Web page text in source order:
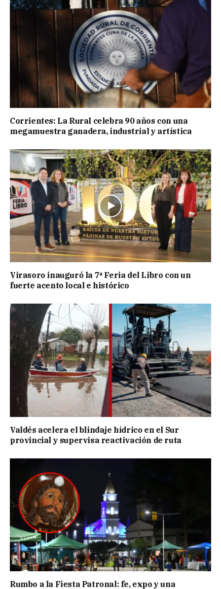
Corrientes: La Rural celebra 90 años con una
megamuestra ganadera, industrial y artística
Virasoro inauguró la 7ª Feria del Libro con un
fuerte acento local e histórico
Valdés acelera el blindaje hídrico en el Sur
provincial y supervisa reactivación de ruta
Rumbo a la Fiesta Patronal: fe, expo y una